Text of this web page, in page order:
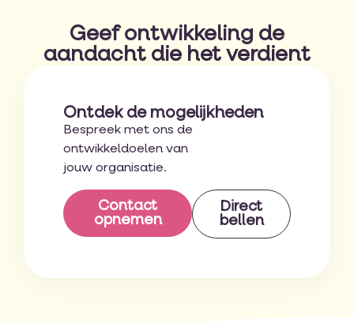
Geef ontwikkeling de
aandacht die het verdient
Ontdek de mogelijkheden
Bespreek met ons de
ontwikkeldoelen van
jouw organisatie.
Contact
opnemen
Direct
bellen